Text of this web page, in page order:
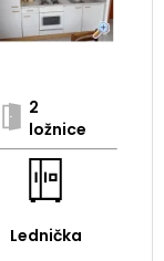
2
ložnice
Lednička